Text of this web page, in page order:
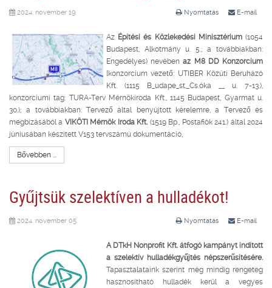
Nyomtatás E-mail
2024. november 19.
Az Építési és Közlekedési Minisztérium(1054
Budapest, Alkotmány u. 5.; a továbbiakban:
Engedélyes) nevébenaz M8 DD Konzorcium
[konzorcium vezető: UTIBER Közúti Beruházó
Kft. (1115 B_udape_st,_Cs.óka __ u. 7-13.),
konzorciumi tag: TURA-Terv Mérnökiroda Kft., 1145 Budapest, Gyarmat u.
30.); a továbbiakban: Tervező által benyújtott kérelemre, a Tervező és
megbízásából a VIKÖTI Mérnök Iroda Kft. (1519 Bp., Postafiók 241.) által 2024
júniusában készített V153 tervszámú dokumentáció,
Bővebben ...
Gyűjtsük szelektíven a hulladékot!
Nyomtatás E-mail
2024. november 05.
A DTkH Nonprofit Kft. átfogó kampányt indított
a szelektív hulladékgyűjtés népszerűsítésére.
Tapasztalataink szerint még mindig rengeteg
hasznosítható hulladék kerül a vegyes